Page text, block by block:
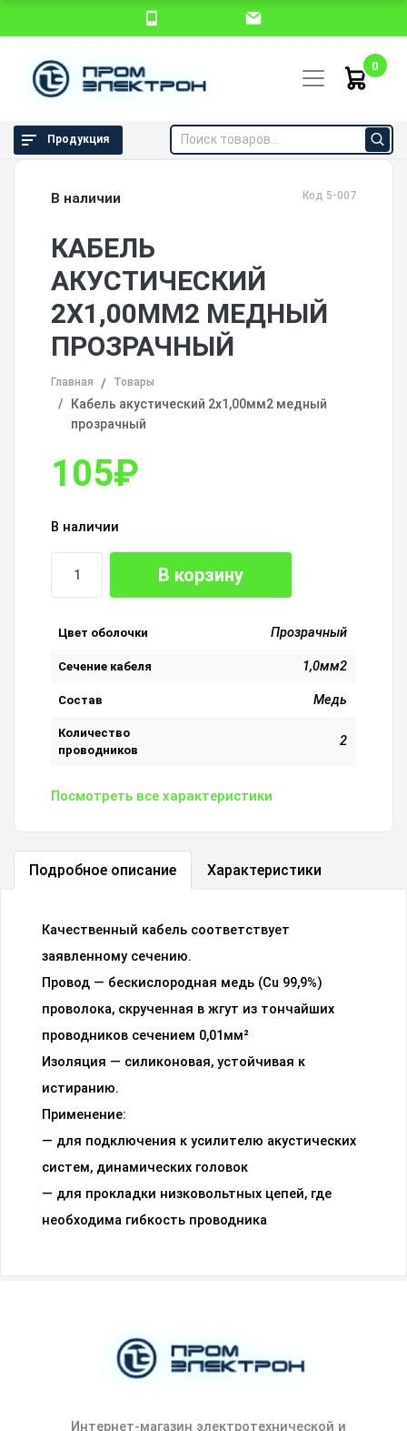
0
Продукция
В наличии Код 5-007
КАБЕЛЬ
АКУСТИЧЕСКИЙ
2Х1,00ММ2 МЕДНЫЙ
ПРОЗРАЧНЫЙ
Главная Товары
Кабель акустический 2х1,00мм2 медный
прозрачный
105₽
В наличии
В корзину
Цвет оболочки Прозрачный
Сечение кабеля 1,0мм2
Состав Медь
Количество
проводников
2
Посмотреть все характеристики
Подробное описание Характеристики
Качественный кабель соответствует
заявленному сечению.
Провод — бескислородная медь (Cu 99,9%)
проволока, скрученная в жгут из тончайших
проводников сечением 0,01мм²
Изоляция — силиконовая, устойчивая к
истиранию.
Применение:
— для подключения к усилителю акустических
систем, динамических головок
— для прокладки низковольтных цепей, где
необходима гибкость проводника
Интернет-магазин электротехнической и